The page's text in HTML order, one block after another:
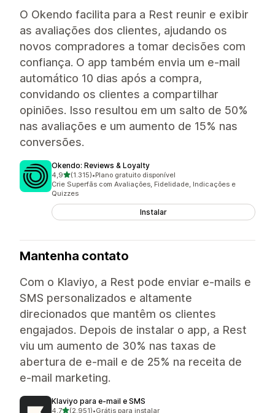
O Okendo facilita para a Rest reunir e exibir
as avaliações dos clientes, ajudando os
novos compradores a tomar decisões com
confiança. O app também envia um e-mail
automático 10 dias após a compra,
convidando os clientes a compartilhar
opiniões. Isso resultou em um salto de 50%
nas avaliações e um aumento de 15% nas
conversões.
Okendo: Reviews & Loyalty
4,9de 5 estrelas
(1.315)
1315 avaliações ao todo
•Plano gratuito disponível
Crie Superfãs com Avaliações, Fidelidade, Indicações e
Quizzes
Instalar
Mantenha contato
Com o Klaviyo, a Rest pode enviar e-mails e
SMS personalizados e altamente
direcionados que mantêm os clientes
engajados. Depois de instalar o app, a Rest
viu um aumento de 30% nas taxas de
abertura de e-mail e de 25% na receita de
e-mail marketing.
Klaviyo para e‑mail e SMS
4,7de 5 estrelas
(2.951)•Grátis para instalar